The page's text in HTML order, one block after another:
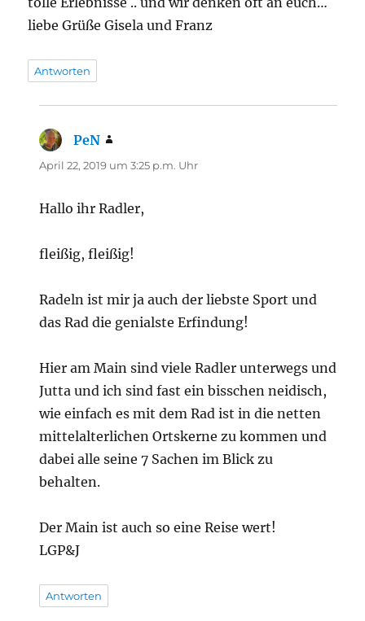
liebe Grüße Gisela und Franz
Antworten
PeN
April 22, 2019 um 3:25 p.m. Uhr
Hallo ihr Radler,
fleißig, fleißig!
Radeln ist mir ja auch der liebste Sport und
das Rad die genialste Erfindung!
Hier am Main sind viele Radler unterwegs und
Jutta und ich sind fast ein bisschen neidisch,
wie einfach es mit dem Rad ist in die netten
mittelalterlichen Ortskerne zu kommen und
dabei alle seine 7 Sachen im Blick zu
behalten.
Der Main ist auch so eine Reise wert!
LGP&J
Antworten